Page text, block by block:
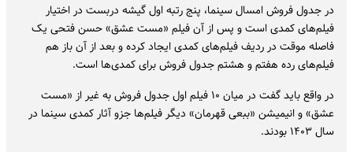
در جدول فروش امسال سینما، پنج رتبه اول گیشه دربست در اختیار
فیلم‌های کمدی است و پس از آن فیلم «مست عشق» حسن فتحی یک
فاصله موقت در ردیف فیلم‌های کمدی ایجاد کرده و بعد از آن باز هم
فیلم‌های رده هفتم و هشتم جدول فروش برای کمدی‌ها است.
در واقع باید گفت در میان ۱۰ فیلم اول جدول فروش به غیر از «مست
عشق» و انیمیشن «ببعی قهرمان» دیگر فیلم‌ها جزو آثار کمدی سینما در
سال ۱۴۰۳ بودند.